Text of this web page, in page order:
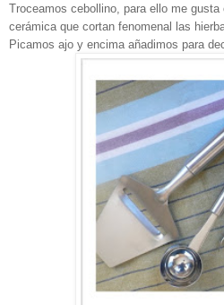
Troceamos cebollino, para ello me
cerámica que cortan fenomenal las
Picamos ajo y encima añadimos para